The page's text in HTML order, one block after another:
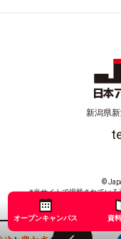
新潟県
©
※当サイトで掲載されてい
オープンキャンパス 資